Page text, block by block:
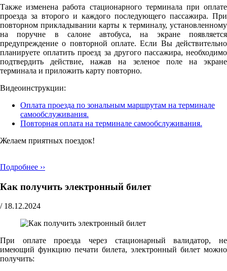
Также изменена работа стационарного терминала при оплате
проезда за второго и каждого последующего пассажира. При
повторном прикладывании карты к терминалу, установленному
на поручне в салоне автобуса, на экране появляется
предупреждение о повторной оплате. Если Вы действительно
планируете оплатить проезд за другого пассажира, необходимо
подтвердить действие, нажав на зеленое поле на экране
терминала и приложить карту повторно.
Видеоинструкции:
Оплата проезда по зональным маршрутам на терминале
самообслуживания.
Повторная оплата на терминале самообслуживания.
Желаем приятных поездок!
Подробнее ››
Как получить электронный билет
/ 18.12.2024
При оплате проезда через стационарный валидатор, не
имеющий функцию печати билета, электронный билет можно
получить: